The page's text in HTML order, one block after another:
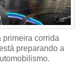
primeira corrida
preparando a